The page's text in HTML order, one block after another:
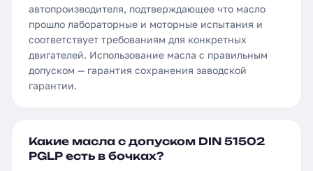
автопроизводителя, подтверждающее что масло
прошло лабораторные и моторные испытания и
соответствует требованиям для конкретных
двигателей. Использование масла с правильным
допуском — гарантия сохранения заводской
гарантии.
Какие масла с допуском DIN 51502
PGLP есть в бочках?